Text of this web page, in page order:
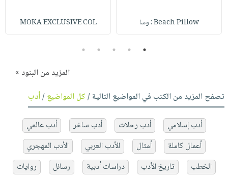
Beach Pillow : وسا MOKA EXCLUSIVE COL
1
2
3
4
5
المزيد من البنود »
تصفح المزيد من الكتب في المواضيع التالية /كل المواضيع/أدب
أدب إسلامي أدب رحلات أدب ساخر
أدب عالمي
أعمال كاملة
أمثال الأدب العربي
الأدب المهجري
الخطب
تاريخ الأدب دراسات أدبية رسائل
روايات